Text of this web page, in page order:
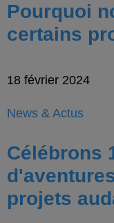
Pourquoi
certains
18 février 2024
News & Actus
Célébrons
projets